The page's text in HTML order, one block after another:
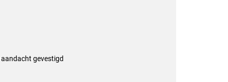
gevestigd